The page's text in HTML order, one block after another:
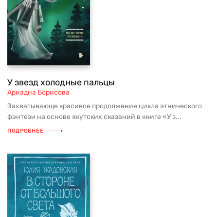
У звезд холодные пальцы
Ариадна Борисова
Захватывающе красивое продолжение цикла этнического
фэнтези на основе якутских сказаний в книге «У з...
ПОДРОБНЕЕ